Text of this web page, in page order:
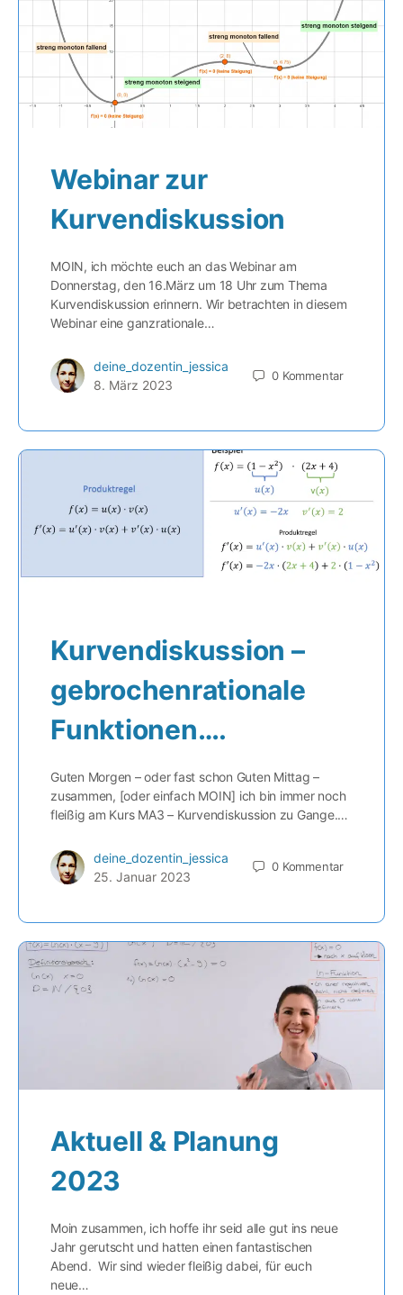
Webinar zur
Kurvendiskussion
MOIN, ich möchte euch an das Webinar am
Donnerstag, den 16.März um 18 Uhr zum Thema
Kurvendiskussion erinnern. Wir betrachten in diesem
Webinar eine ganzrationale…
deine_dozentin_jessica
8. März 2023
0 Kommentar
Kurvendiskussion –
gebrochenrationale
Funktionen….
Guten Morgen – oder fast schon Guten Mittag –
zusammen, [oder einfach MOIN] ich bin immer noch
fleißig am Kurs MA3 – Kurvendiskussion zu Gange.…
deine_dozentin_jessica
25. Januar 2023
0 Kommentar
Aktuell & Planung
2023
Moin zusammen, ich hoffe ihr seid alle gut ins neue
Jahr gerutscht und hatten einen fantastischen
Abend. Wir sind wieder fleißig dabei, für euch
neue…